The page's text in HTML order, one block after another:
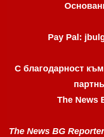
Pay Pal:
С благодарност
The News
The News BG